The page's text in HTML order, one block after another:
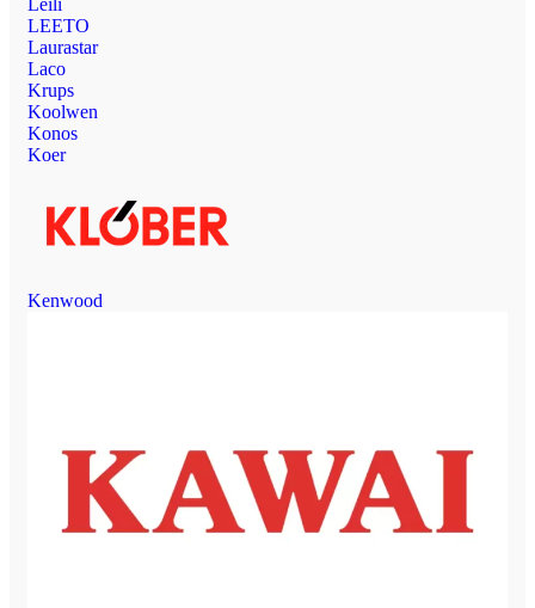
Leili
LEETO
Laurastar
Laco
Krups
Koolwen
Konos
Koer
Kenwood